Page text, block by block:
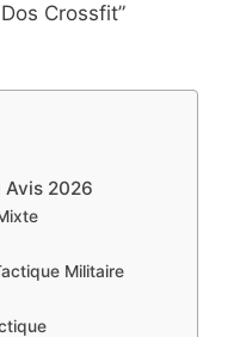
Crossfit”
Avis 2026
Militaire